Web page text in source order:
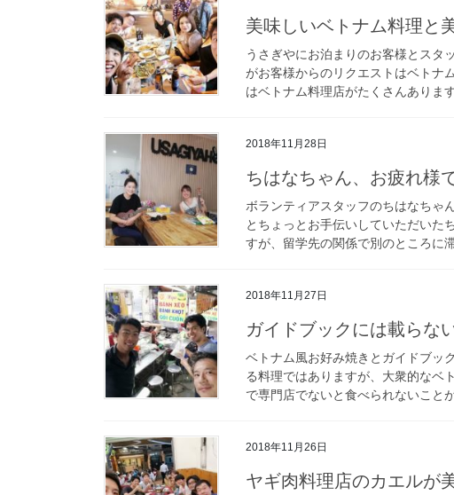
美味しいベトナム料理と
うさぎやにお泊まりのお客様とスタ
がお客様からのリクエストはベトナ
はベトナム料理店がたくさんありま
2018年11月28日
ちはなちゃん、お疲れ様
ボランティアスタッフのちはなちゃ
とちょっとお手伝いしていただいた
すが、留学先の関係で別のところに
2018年11月27日
ガイドブックには載らな
ベトナム風お好み焼きとガイドブッ
る料理ではありますが、大衆的なベ
で専門店でないと食べられないこと
2018年11月26日
ヤギ肉料理店のカエルが